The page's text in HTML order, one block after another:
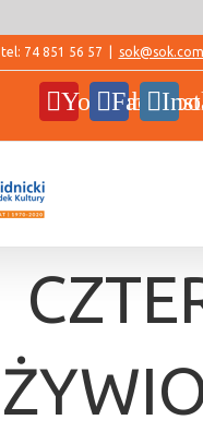
tel: 74 851 56 57
YouTube